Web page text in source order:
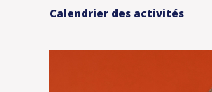
Calendrier des activités